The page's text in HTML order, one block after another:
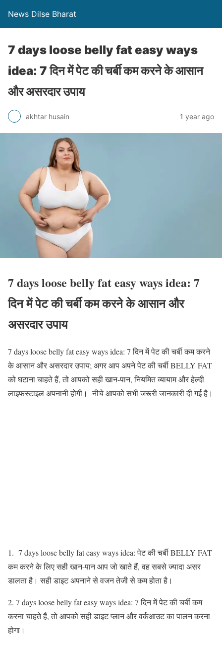
News Dilse Bharat
7 days loose belly fat easy ways
idea: 7 दिन में पेट की चर्बी कम करने के आसान
और असरदार उपाय
akhtar husain 1 year ago
7 days loose belly fat easy ways idea: 7
दिन में पेट की चर्बी कम करने के आसान और
असरदार उपाय
7 days loose belly fat easy ways idea: 7 दिन में पेट की चर्बी कम करने
के आसान और असरदार उपाय; अगर आप अपने पेट की चर्बी BELLY FAT
को घटाना चाहते हैं, तो आपको सही खान-पान, नियमित व्यायाम और हेल्दी
लाइफस्टाइल अपनानी होगी। नीचे आपको सभी जरूरी जानकारी दी गई है।
1. 7 days loose belly fat easy ways idea: पेट की चर्बी BELLY FAT
कम करने के लिए सही खान-पान आप जो खाते हैं, वह सबसे ज्यादा असर
डालता है। सही डाइट अपनाने से वजन तेजी से कम होता है।
2. 7 days loose belly fat easy ways idea: 7 दिन में पेट की चर्बी कम
करना चाहते हैं, तो आपको सही डाइट प्लान और वर्कआउट का पालन करना
होगा।